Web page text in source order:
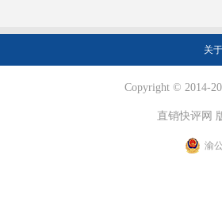
关
Copyright © 2014-
直销快评网
渝